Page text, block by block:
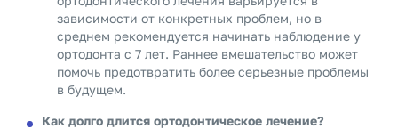
зависимости от конкретных проблем, но в
среднем рекомендуется начинать наблюдение у
ортодонта с 7 лет. Раннее вмешательство может
помочь предотвратить более серьезные проблемы
в будущем.
Как долго длится ортодонтическое лечение?